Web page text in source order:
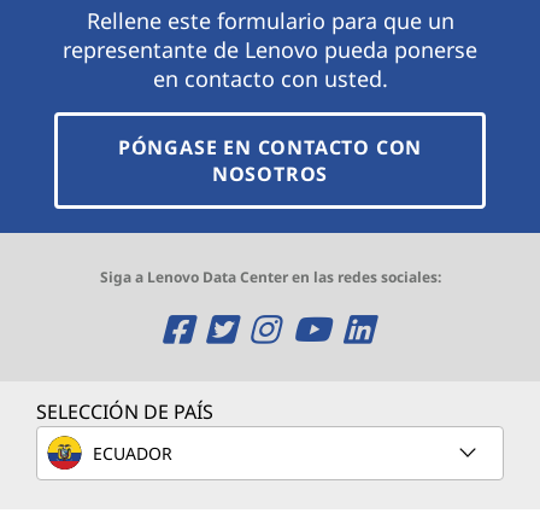
Rellene este formulario para que un
representante de Lenovo pueda ponerse
en contacto con usted.
PÓNGASE EN CONTACTO CON
NOSOTROS
Siga a Lenovo Data Center en las redes sociales:
O
e
O
e
O
e
O
e
O
e
SELECCIÓN DE PAÍS
ECUADOR